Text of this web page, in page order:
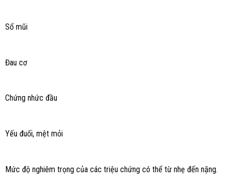
Sổ mũi
Đau cơ
Chứng nhức đầu
Yếu đuối, mệt mỏi
Mức độ nghiêm trọng của các triệu chứng có thể từ nhẹ đến nặng.